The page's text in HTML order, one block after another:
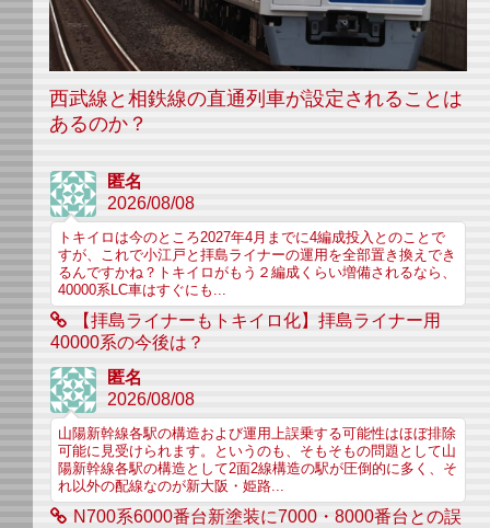
西武線と相鉄線の直通列車が設定されることは
あるのか？
匿名
2026/08/08
トキイロは今のところ2027年4月までに4編成投入とのことで
すが、これで小江戸と拝島ライナーの運用を全部置き換えでき
るんですかね？トキイロがもう２編成くらい増備されるなら、
40000系LC車はすぐにも...
【拝島ライナーもトキイロ化】拝島ライナー用
40000系の今後は？
匿名
2026/08/08
山陽新幹線各駅の構造および運用上誤乗する可能性はほぼ排除
可能に見受けられます。というのも、そもそもの問題として山
陽新幹線各駅の構造として2面2線構造の駅が圧倒的に多く、そ
れ以外の配線なのが新大阪・姫路...
N700系6000番台新塗装に7000・8000番台との誤